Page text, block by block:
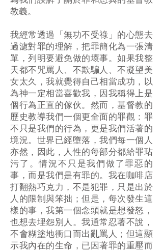
教義。
我經常透過「無功不受祿」的心態去
過濾對罪的理解，把罪簡化為一張清
單，列明要避免做的壞事。如果我整
天都不咒罵人、不欺騙人、不凝望美
女太久，我就覺得自己相當成功，以
為神一定相當喜歡我，因我稱得上是
個行為正直的傢伙。然而，基督教的
歷史教導我們一個更全面的罪觀：罪
不只是我們的行為，更是我們活著的
境況。世界已經墮落，我們每一個人
亦然，因此，人性的每部分都給罪玷
污了。情況不只是我們做了罪惡的
事，而是我們是有罪的。我在咖啡店
打翻熱巧克力，不是犯罪，只是出於
人的限制與笨拙；但是，每次發生這
樣的事，我第一個念頭就是想發怒，
也想去埋怨別人。我通常忍著不說，
不會糊塗地衝口而出亂罵人；但這顯
示我內在的生命，已因著罪的重壓而